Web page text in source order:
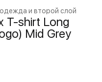
и второй слой
T-shirt Long
Mid Grey